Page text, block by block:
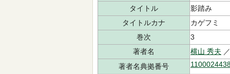
タイトル
影踏み
タイトルカナ
カゲフミ
巻次
3
著者名
横山 秀夫
著者名典拠番号